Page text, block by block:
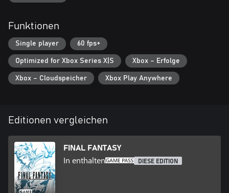
■Verbessertes Gameplay!
Optionen und mehr.
・Wechsle zwischen zwei Soundtrack-Versionen: der Version, die
speziell für die Pixel-Remaster-Version neu arrangiert wurde, und
der Originalversion mit ihren nostalgischen Klängen.
・Du kannst jetzt auch zwischen verschiedenen Schriftarten
wechseln: Zur Auswahl stehen die Standardschrift und eine
pixelbasierte Schriftart, die die Atmosphäre des Originalspiels
Optionen, darunter eine Funktion zum Ausschalten von
Zufallskämpfen und zur Anpassung von
Erfahrungsmultiplikatoren zwischen 0 und 4.
・Tauche mit zusätzlichen Extras wie der Monsterfibel, der Galerie
mit Illustrationen und der Musikbox in die Welt des Spiels ein.
* Diese Remaster-Fassung basiert auf dem Originalspiel „FINAL
FANTASY“, das 1987 veröffentlicht wurde. Features und/oder
Funktionen
Single player 60 fps+
Optimized for Xbox Series X|S Xbox – Erfolge
Xbox – Cloudspeicher Xbox Play Anywhere
Editionen vergleichen
FINAL FANTASY
In enthalten DIESE EDITION